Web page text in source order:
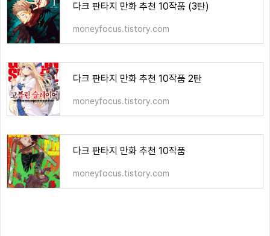
다크 판타지 만화 추천 10작품 (3탄)
moneyfocus.tistory.com
다크 판타지 만화 추천 10작품 2탄
moneyfocus.tistory.com
다크 판타지 만화 추천 10작품
moneyfocus.tistory.com